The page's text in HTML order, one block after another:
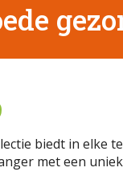
biedt in elke
met een